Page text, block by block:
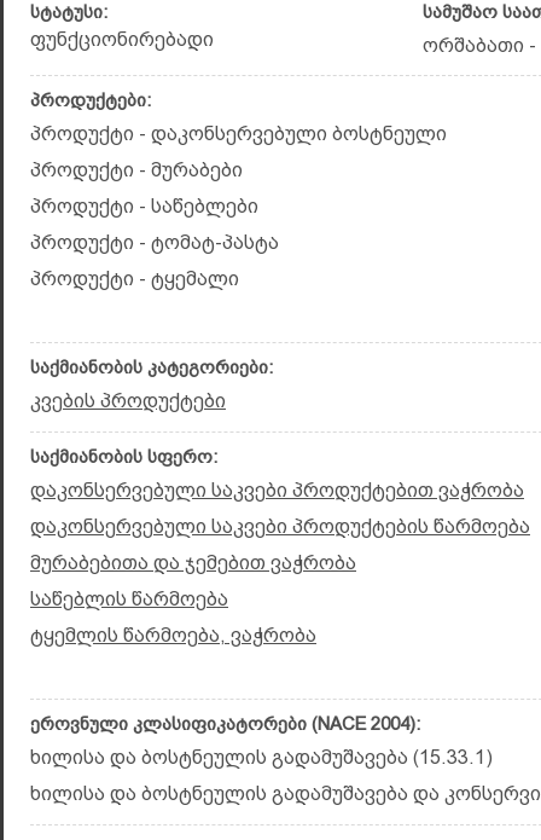
სტატუსი:
ფუნქციონირებადი
სამუშაო
ორშაბათი -
პროდუქტები:
პროდუქტი - დაკონსერვებული ბოსტნეული
პროდუქტი - მურაბები
პროდუქტი - საწებლები
პროდუქტი - ტომატ-პასტა
პროდუქტი - ტყემალი
საქმიანობის კატეგორიები:
კვების პროდუქტები
საქმიანობის სფერო:
დაკონსერვებული საკვები პროდუქტებით ვაჭრობა
დაკონსერვებული საკვები პროდუქტების წარმოება
მურაბებითა და ჯემებით ვაჭრობა
საწებლის წარმოება
ტყემლის წარმოება, ვაჭრობა
ეროვნული კლასიფიკატორები (NACE 2004):
ხილისა და ბოსტნეულის გადამუშავება (15.33.1)
ხილისა და ბოსტნეულის გადამუშავება და